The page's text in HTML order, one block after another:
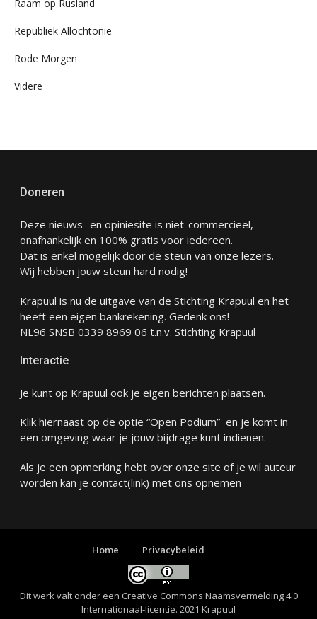
Raam op Rusland
Republiek Allochtonië
Rode Morgen
Videre
Doneren
Deze nieuws- en opiniesite is niet-commercieel,
onafhankelijk en 100% gratis voor iedereen.
Dat is enkel mogelijk door de steun van onze lezers.
Wij hebben jouw steun hard nodig!
Krapuul is nu de uitgave van de Stichting Krapuul en het
heeft een eigen bankrekening. Gedenk ons!
NL96 SNSB 0339 8969 06 t.n.v. Stichting Krapuul
Interactie
Je kunt op Krapuul ook je eigen berichten plaatsen.
Klik hiernaast op de optie “Open Podium” en je komt in
een omgeving waar je jouw bijdrage kunt indienen.
Als je een opmerking hebt over onze site of je wil auteur
worden kan je contact(link) met ons opnemen
Home Privacybeleid
Dit werk valt onder een Creative Commons Naamsvermelding 4.0
Internationaal-licentie. 2021 Krapuul